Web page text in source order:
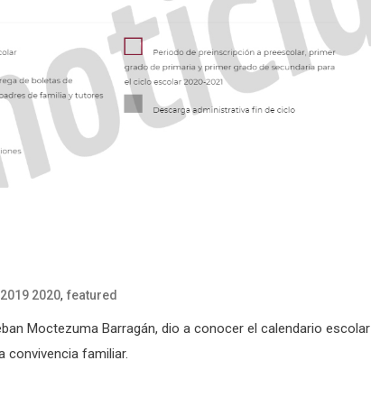
2020, featured
Moctezuma Barragán, dio a conocer el calendario escolar
convivencia familiar.